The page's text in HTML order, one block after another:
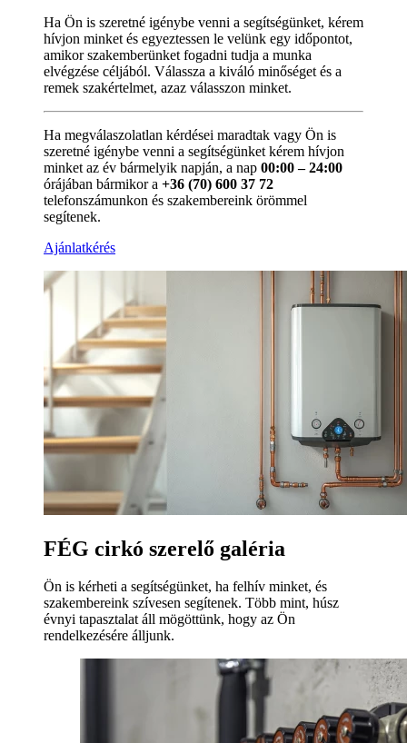
Ha Ön is szeretné igénybe venni a segítségünket, kérem
hívjon minket és egyeztessen le velünk egy időpontot,
amikor szakemberünket fogadni tudja a munka
elvégzése céljából. Válassza a kiváló minőséget és a
remek szakértelmet, azaz válasszon minket.
Ha megválaszolatlan kérdései maradtak vagy Ön is
szeretné igénybe venni a segítségünket kérem hívjon
minket az év bármelyik napján, a nap 00:00 – 24:00
órájában bármikor a +36 (70) 600 37 72
telefonszámunkon és szakembereink örömmel
segítenek.
Ajánlatkérés
FÉG cirkó szerelő galéria
Ön is kérheti a segítségünket, ha felhív minket, és
szakembereink szívesen segítenek. Több mint, húsz
évnyi tapasztalat áll mögöttünk, hogy az Ön
rendelkezésére álljunk.